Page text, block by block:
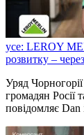
усе: LEROY
розвитку –
Уряд
громадян Росії
повідомляє